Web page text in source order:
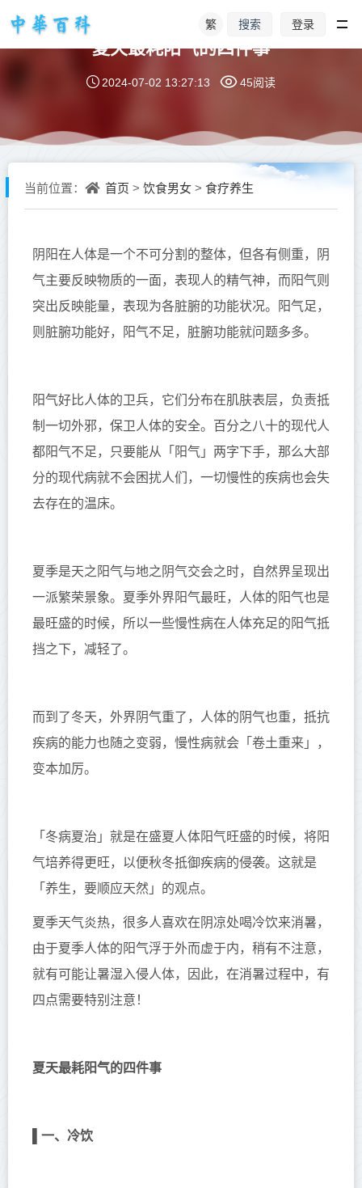
繁 搜索 登录
夏天最耗阳气的四件事
2024-07-02 13:27:13 45阅读
当前位置： 首页 > 饮食男女 > 食疗养生
阴阳在人体是一个不可分割的整体，但各有侧重，阴
气主要反映物质的一面，表现人的精气神，而阳气则
突出反映能量，表现为各脏腑的功能状况。阳气足，
则脏腑功能好，阳气不足，脏腑功能就问题多多。
阳气好比人体的卫兵，它们分布在肌肤表层，负责抵
制一切外邪，保卫人体的安全。百分之八十的现代人
都阳气不足，只要能从「阳气」两字下手，那么大部
分的现代病就不会困扰人们，一切慢性的疾病也会失
去存在的温床。
夏季是天之阳气与地之阴气交会之时，自然界呈现出
一派繁荣景象。夏季外界阳气最旺，人体的阳气也是
最旺盛的时候，所以一些慢性病在人体充足的阳气抵
挡之下，减轻了。
而到了冬天，外界阴气重了，人体的阴气也重，抵抗
疾病的能力也随之变弱，慢性病就会「卷土重来」，
变本加厉。
「冬病夏治」就是在盛夏人体阳气旺盛的时候，将阳
气培养得更旺，以便秋冬抵御疾病的侵袭。这就是
「养生，要顺应天然」的观点。
夏季天气炎热，很多人喜欢在阴凉处喝冷饮来消暑，
由于夏季人体的阳气浮于外而虚于内，稍有不注意，
就有可能让暑湿入侵人体，因此，在消暑过程中，有
四点需要特别注意！
夏天最耗阳气的四件事
一、冷饮